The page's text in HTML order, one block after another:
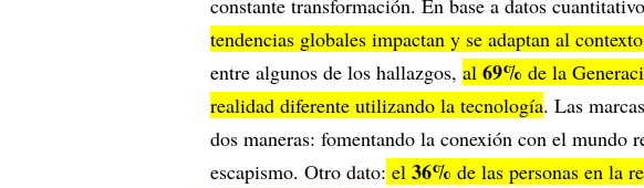
constante transformación. En base a datos
tendencias globales impactan y se adaptan al
entre algunos de los hallazgos, al 69% de la
realidad diferente utilizando la tecnología. Las
dos maneras: fomentando la conexión con el mundo
escapismo. Otro dato: el 36% de las personas en la